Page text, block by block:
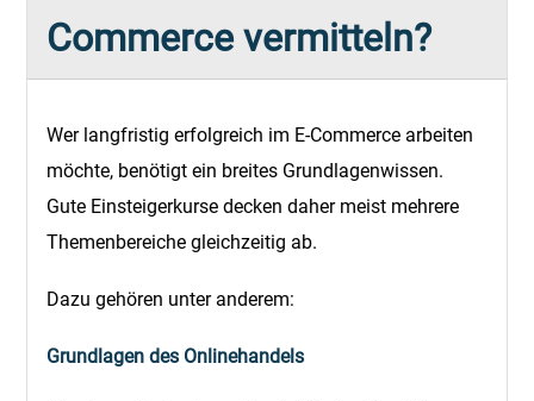
Commerce vermitteln?
Wer langfristig erfolgreich im E-Commerce arbeiten
möchte, benötigt ein breites Grundlagenwissen.
Gute Einsteigerkurse decken daher meist mehrere
Themenbereiche gleichzeitig ab.
Dazu gehören unter anderem:
Grundlagen des Onlinehandels